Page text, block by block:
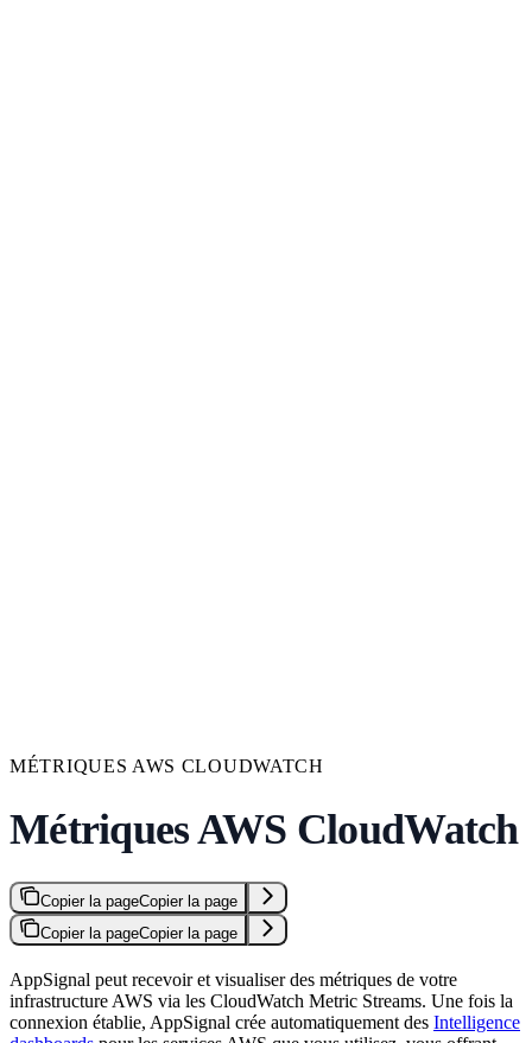
MÉTRIQUES AWS CLOUDWATCH
Métriques AWS CloudWatch
Copier la pageCopier la page
Copier la pageCopier la page
AppSignal peut recevoir et visualiser des métriques de votre
infrastructure AWS via les CloudWatch Metric Streams. Une fois la
connexion établie, AppSignal crée automatiquement des Intelligence